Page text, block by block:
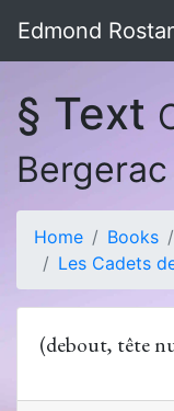
Edmond
§ Text
Bergerac
Home Books
Les Cadets
(debout, tête